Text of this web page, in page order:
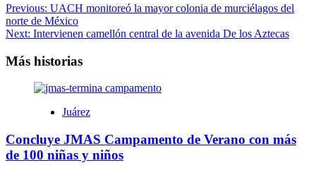
Navegación
de
Previous: UACH monitoreó la mayor colonia de murciélagos del
norte de México
Next: Intervienen camellón central de la avenida De los Aztecas
Más historias
Juárez
Concluye JMAS Campamento de Verano con más
de 100 niñas y niños